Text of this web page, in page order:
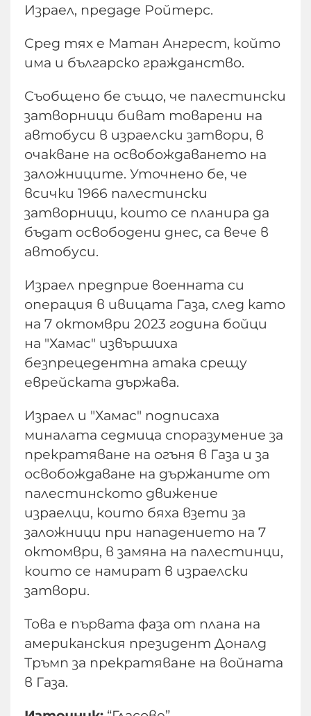
Израел, предаде Ройтерс.
Сред тях е Матан Ангрест, който
има и българско гражданство.
Съобщено бе също, че палестински
затворници биват товарени на
автобуси в израелски затвори, в
очакване на освобождаването на
заложниците. Уточнено бе, че
всички 1966 палестински
затворници, които се планира да
бъдат освободени днес, са вече в
автобуси.
Израел предприе военната си
операция в ивицата Газа, след като
на 7 октомври 2023 година бойци
на "Хамас" извършиха
безпрецедентна атака срещу
еврейската държава.
Израел и "Хамас" подписаха
миналата седмица споразумение за
прекратяване на огъня в Газа и за
освобождаване на държаните от
палестинското движение
израелци, които бяха взети за
заложници при нападението на 7
октомври, в замяна на палестинци,
които се намират в израелски
затвори.
Това е първата фаза от плана на
американския президент Доналд
Тръмп за прекратяване на войната
в Газа.